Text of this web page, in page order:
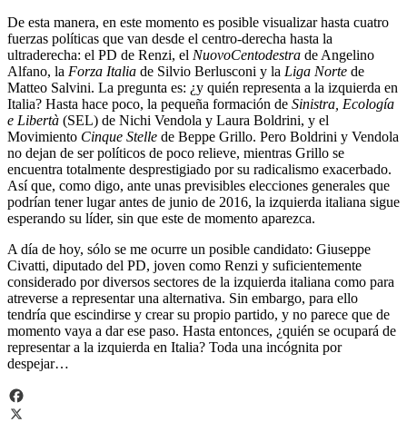
De esta manera, en este momento es posible visualizar hasta cuatro
fuerzas políticas que van desde el centro-derecha hasta la
ultraderecha: el PD de Renzi, el NuovoCentodestra de Angelino
Alfano, la Forza Italia de Silvio Berlusconi y la Liga Norte de
Matteo Salvini. La pregunta es: ¿y quién representa a la izquierda en
Italia? Hasta hace poco, la pequeña formación de Sinistra, Ecología
e Libertà (SEL) de Nichi Vendola y Laura Boldrini, y el
Movimiento Cinque Stelle de Beppe Grillo. Pero Boldrini y Vendola
no dejan de ser políticos de poco relieve, mientras Grillo se
encuentra totalmente desprestigiado por su radicalismo exacerbado.
Así que, como digo, ante unas previsibles elecciones generales que
podrían tener lugar antes de junio de 2016, la izquierda italiana sigue
esperando su líder, sin que este de momento aparezca.
A día de hoy, sólo se me ocurre un posible candidato: Giuseppe
Civatti, diputado del PD, joven como Renzi y suficientemente
considerado por diversos sectores de la izquierda italiana como para
atreverse a representar una alternativa. Sin embargo, para ello
tendría que escindirse y crear su propio partido, y no parece que de
momento vaya a dar ese paso. Hasta entonces, ¿quién se ocupará de
representar a la izquierda en Italia? Toda una incógnita por
despejar…
Facebook